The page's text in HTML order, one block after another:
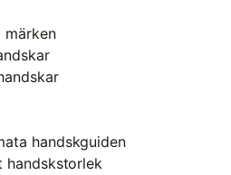
märken
handskguiden
handskstorlek